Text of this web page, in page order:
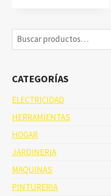
Buscar
por:
CATEGORÍAS
ELECTRICIDAD
HERRAMIENTAS
HOGAR
JARDINERIA
MAQUINAS
PINTURERIA